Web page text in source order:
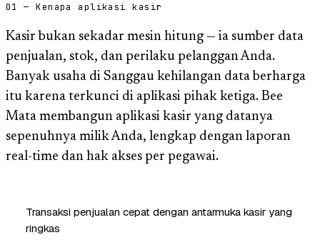
01 — Kenapa aplikasi kasir
Kasir bukan sekadar mesin hitung — ia sumber data
penjualan, stok, dan perilaku pelanggan Anda.
Banyak usaha di Sanggau kehilangan data berharga
itu karena terkunci di aplikasi pihak ketiga. Bee
Mata membangun aplikasi kasir yang datanya
sepenuhnya milik Anda, lengkap dengan laporan
real-time dan hak akses per pegawai.
Transaksi penjualan cepat dengan antarmuka kasir yang
ringkas